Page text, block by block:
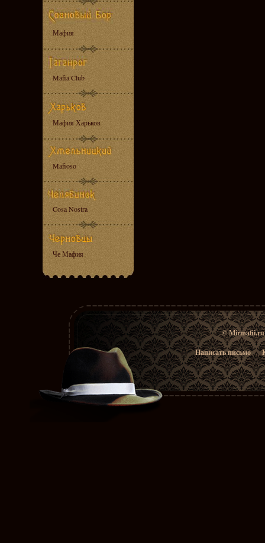
Мафия
Mafia Club
Мафия Харьков
Mafioso
Cosa Nostra
Че Мафия
© Mirmafii.ru
Написать письмо